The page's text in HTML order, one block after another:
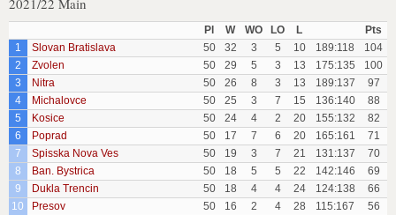
2021/22 Main
Pl W WO LO L
Pts
1
Slovan Bratislava 50 32 3 5 10 189:118
104
2
Zvolen 50 29 5 3 13 175:135
100
3
Nitra 50 26 8 3 13 189:137
97
4
Michalovce 50 25 3 7 15 136:140
88
5
Kosice 50 24 4 2 20 155:132
82
6
Poprad 50 17 7 6 20 165:161
71
7
Spisska Nova Ves 50 19 3 7 21 131:137
70
8
Ban. Bystrica 50 18 5 5 22 142:146
69
9
Dukla Trencin 50 18 4 4 24 124:138
66
10
Presov 50 16 2 4 28 115:167
56